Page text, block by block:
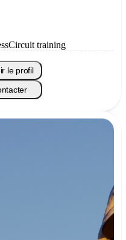
Circuit training
le profil